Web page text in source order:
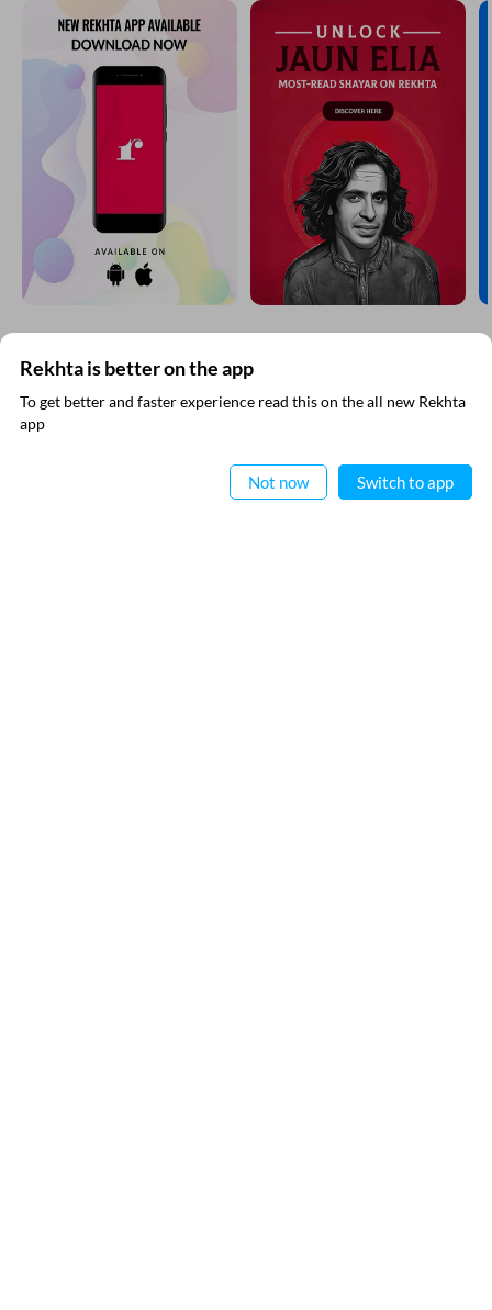
वह शक्ल वह शनाख़्त वह पैकर की आरज़ू
पत्थर की हो के रह गई पत्थर की आरज़ू
अखिलेश तिवारी
SHOW MORE SUGGESTIONS
और खोजिए
Rekhta is better on the app
To get better and faster experience read this on the all new Rekhta
app
Not now Switch to app